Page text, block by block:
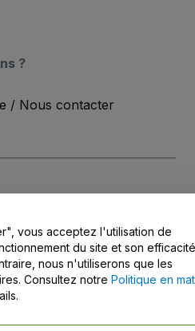
?
/ Nous contacter
Inc 2026 Informations sur
Politique en matière de cookieset la
les appareils mobiles
personnelles / Mes choix en
confidentialité
vous acceptez l'utilisation de
du site et son efficacité
nous n'utiliserons que les
Consultez notre Politique en